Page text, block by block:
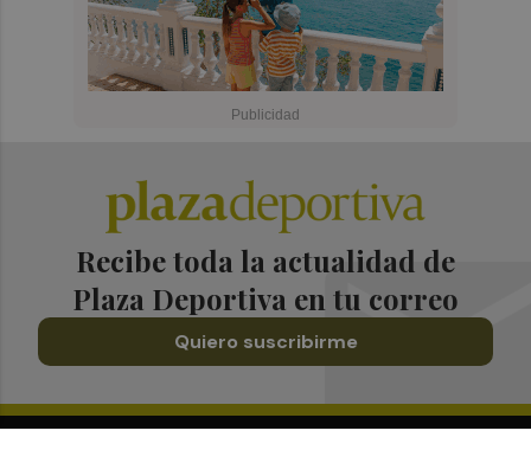
Recibe toda la actualidad de
Plaza Deportiva en tu correo
Quiero suscribirme